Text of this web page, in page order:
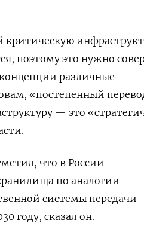
поэтому это нужно
различные
«постепенный
— это
что в России
по аналогии
системы передачи
году, сказал он.